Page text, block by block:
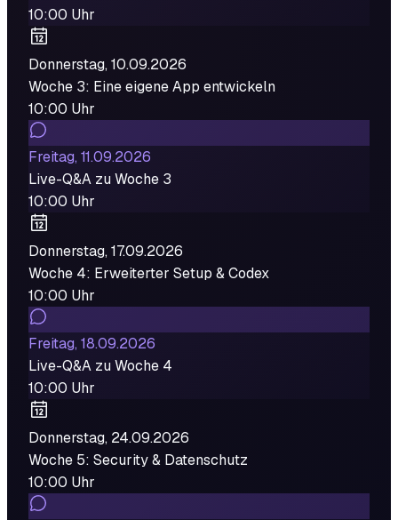
10:00 Uhr
Donnerstag, 10.09.2026
Woche 3: Eine eigene App entwickeln
10:00 Uhr
Freitag, 11.09.2026
Live-Q&A zu Woche 3
10:00 Uhr
Donnerstag, 17.09.2026
Woche 4: Erweiterter Setup & Codex
10:00 Uhr
Freitag, 18.09.2026
Live-Q&A zu Woche 4
10:00 Uhr
Donnerstag, 24.09.2026
Woche 5: Security & Datenschutz
10:00 Uhr